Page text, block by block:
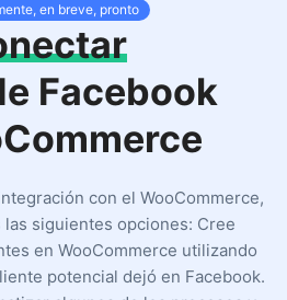
en breve, pronto
Facebook
con el WooCommerce,
siguientes opciones: Cree
en WooCommerce utilizando
potencial dejó en Facebook.